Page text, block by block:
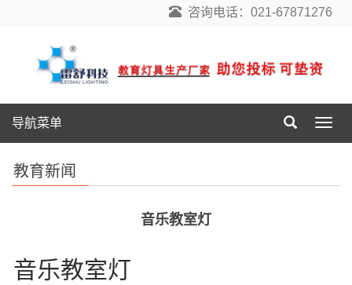
咨询电话：021-67871276
导
航
导航菜单
教育新闻
音乐教室灯
音乐教室灯